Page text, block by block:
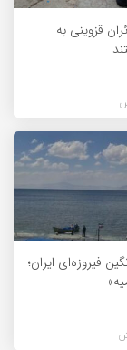
قزوینی به
فیروزه‌ای ایران؛